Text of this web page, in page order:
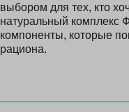
выбором для тех, кто
натуральный комплекс
компоненты, которые
рациона.